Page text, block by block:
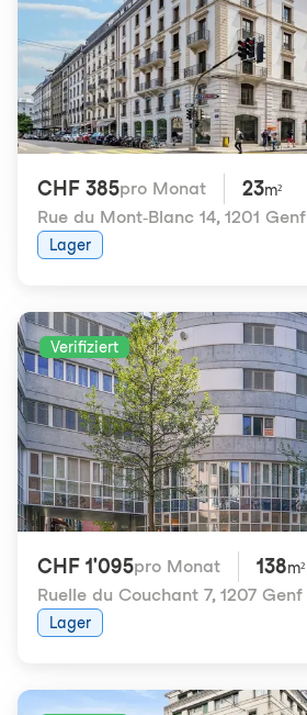
CHF 385pro Monat 23m²
Rue du Mont-Blanc 14, 1201 Genf
Lager
Verifiziert
CHF 1'095pro Monat 138m²
Ruelle du Couchant 7, 1207 Genf
Lager